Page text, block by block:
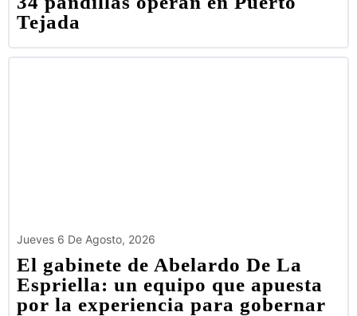
Tejada
Jueves 6 De Agosto, 2026
El gabinete de Abelardo De La
Espriella: un equipo que apuesta
por la experiencia para gobernar